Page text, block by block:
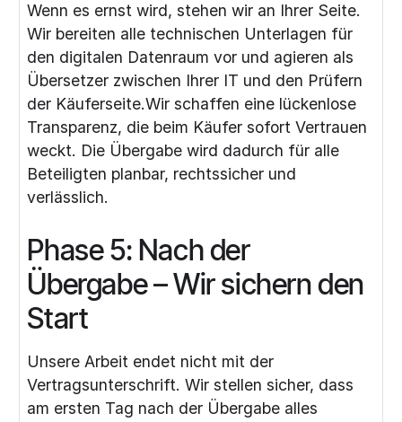
Wenn es ernst wird, stehen wir an Ihrer Seite.
Wir bereiten alle technischen Unterlagen für
den digitalen Datenraum vor und agieren als
Übersetzer zwischen Ihrer IT und den Prüfern
der Käuferseite.Wir schaffen eine lückenlose
Transparenz, die beim Käufer sofort Vertrauen
weckt. Die Übergabe wird dadurch für alle
Beteiligten planbar, rechtssicher und
verlässlich.
Phase 5: Nach der
Übergabe – Wir sichern den
Start
Unsere Arbeit endet nicht mit der
Vertragsunterschrift. Wir stellen sicher, dass
am ersten Tag nach der Übergabe alles